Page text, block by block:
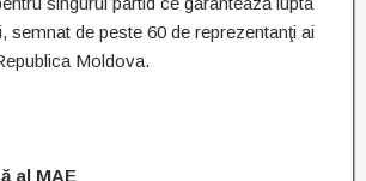
semnat de peste 60 de reprezentanţi ai
Moldova.
al MAE